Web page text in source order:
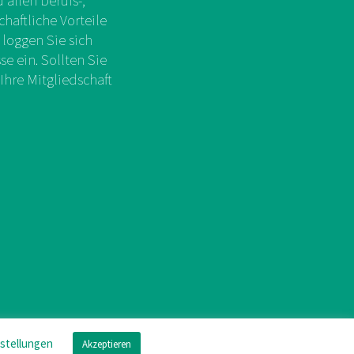
Vorteile
Sie sich
ein. Sollten Sie
Mitgliedschaft
/ Datenschutz
Akzeptieren